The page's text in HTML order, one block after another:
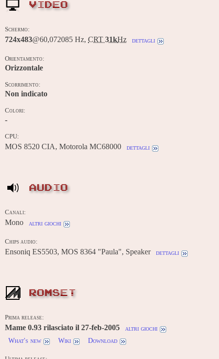
VIDEO
Schermo:
724x483@60,072085 Hz, CRT 31kHz dettagli
Orientamento:
Orizzontale
Scorrimento:
Non indicato
Colori:
-
CPU:
MOS 8520 CIA, Motorola MC68000 dettagli
AUDIO
Canali:
Mono altri giochi
Chips audio:
Ensoniq ES5503, MOS 8364 "Paula", Speaker dettagli
ROMSET
Prima release:
Mame 0.93 rilasciato il 27-feb-2005
altri giochi
What's new
Wiki Download